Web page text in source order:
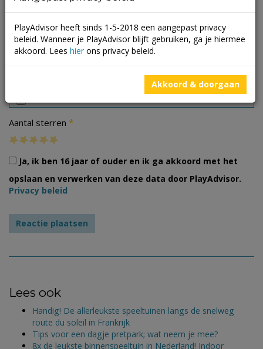
Aantal sterren *
Ja, ik ben 16 jaar of ouder en ik ga akkoord met het
opslaan en verwerken van deze data door PlayAdvisor.
Privacy beleid
Lees ook
Handig! De allerleukste speeltuinen langs de snelweg
route du soleil in Frankrijk
Tips voor een dagje pretpark; wat neem je mee?
8x de leukste binnenspeeltuin in Nederland! Indoor
PlayAdvisor heeft sinds 1-5-2018 een aangepast privacy
beleid. Wanneer je PlayAdvisor blijft gebruiken, ga je hiermee
akkoord. Lees hier ons privacy beleid.
Akkoord & doorgaan